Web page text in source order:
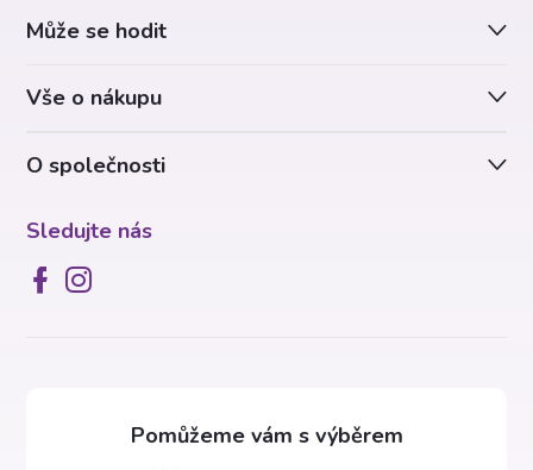
O společnosti
Sledujte nás
Může se hodit
Vše o nákupu